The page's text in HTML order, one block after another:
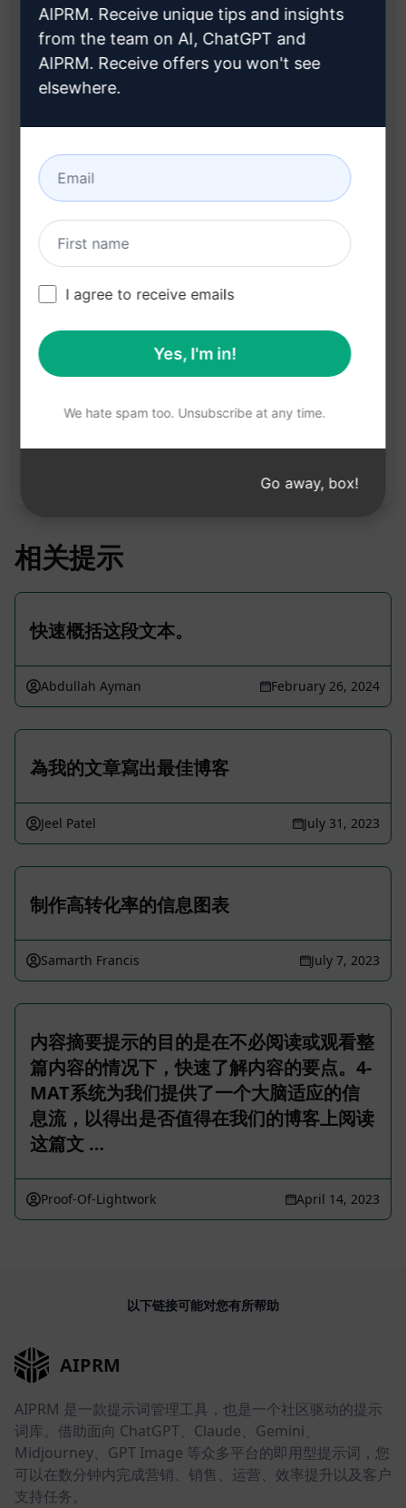
提供段落摘要，保留原意
精簡段落，保留完整意義和背景
結果是盡可能簡短的摘要，保留原文所有內容
Benefits:
保留完整意義，無需閱讀全文
有效提供原文背景和訊息
在克劳德上试用
提示统计
1,166
解将生成的内容，我们建议免费安装 AIPRM 并试用
相关提示
快速概括这段文本。
Abdullah Ayman February 26, 2024
為我的文章寫出最佳博客
Jeel Patel July 31, 2023
制作高转化率的信息图表
Samarth Francis July 7, 2023
内容摘要提示的目的是在不必阅读或观看整
篇内容的情况下，快速了解内容的要点。4-
MAT系统为我们提供了一个大脑适应的信
息流，以得出是否值得在我们的博客上阅读
这篇文 …
Proof-Of-Lightwork April 14, 2023
以下链接可能对您有所帮助
AIPRM
AIPRM 是一款提示词管理工具，也是一个社区驱动的提示
词库。借助面向 ChatGPT、Claude、Gemini、
Midjourney、GPT Image 等众多平台的即用型提示词，您
可以在数分钟内完成营销、销售、运营、效率提升以及客户
支持任务。
AIPRM. Receive unique tips and insights
from the team on AI, ChatGPT and
AIPRM. Receive offers you won't see
elsewhere.
I agree to receive emails
Yes, I'm in!
We hate spam too. Unsubscribe at any time.
Go away, box!